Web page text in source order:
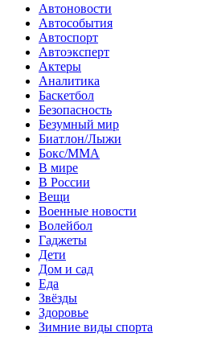
Автоновости
Автособытия
Автоспорт
Автоэксперт
Актеры
Аналитика
Баскетбол
Безопасность
Безумный мир
Биатлон/Лыжи
Бокс/MMA
В мире
В России
Вещи
Военные новости
Волейбол
Гаджеты
Дети
Дом и сад
Еда
Звёзды
Здоровье
Зимние виды спорта